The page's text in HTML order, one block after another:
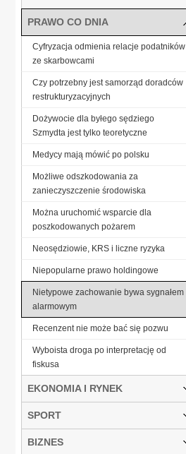
PRAWO CO DNIA
Cyfryzacja odmienia relacje podatników
ze skarbowcami
Czy potrzebny jest samorząd doradców
restrukturyzacyjnych
Dożywocie dla byłego sędziego
Szmydta jest tylko teoretyczne
Medycy mają mówić po polsku
Możliwe odszkodowania za
zanieczyszczenie środowiska
Można uruchomić wsparcie dla
poszkodowanych pożarem
Neosędziowie, KRS i liczne ryzyka
Niepopularne prawo holdingowe
Nietypowe zachowanie bywa sygnałem
alarmowym
Recenzent nie może bać się pozwu
Wyboista droga po interpretację od
fiskusa
EKONOMIA I RYNEK
SPORT
BIZNES